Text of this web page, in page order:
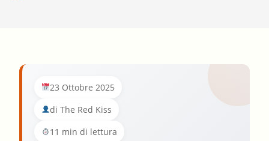
23 Ottobre 2025
di The Red Kiss
11 min di lettura